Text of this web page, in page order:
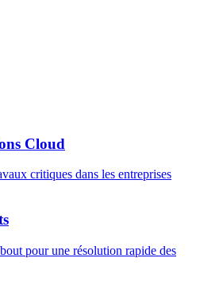
Cloud
critiques dans les entreprises
pour une résolution rapide des